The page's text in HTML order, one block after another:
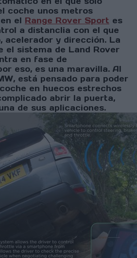
coche unos metros
el Range Rover Sport es
a distanclia con el que
acelerador y dirección. La
el sistema de Land Rover
en fase de
eso, es una maravilla. Al
está pensado para poder
en huecos estrechos
abrir la puerta,
de sus aplicaciones.